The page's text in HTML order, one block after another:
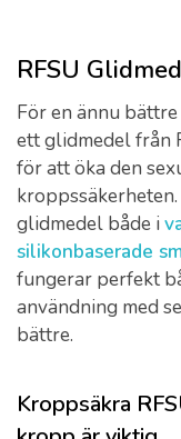
RFSU
För en ännu
ett glidmedel från
för att öka den
glidmedel både i
silikonbaserade
fungerar perfekt
användning med
bättre.
Kroppsäkra